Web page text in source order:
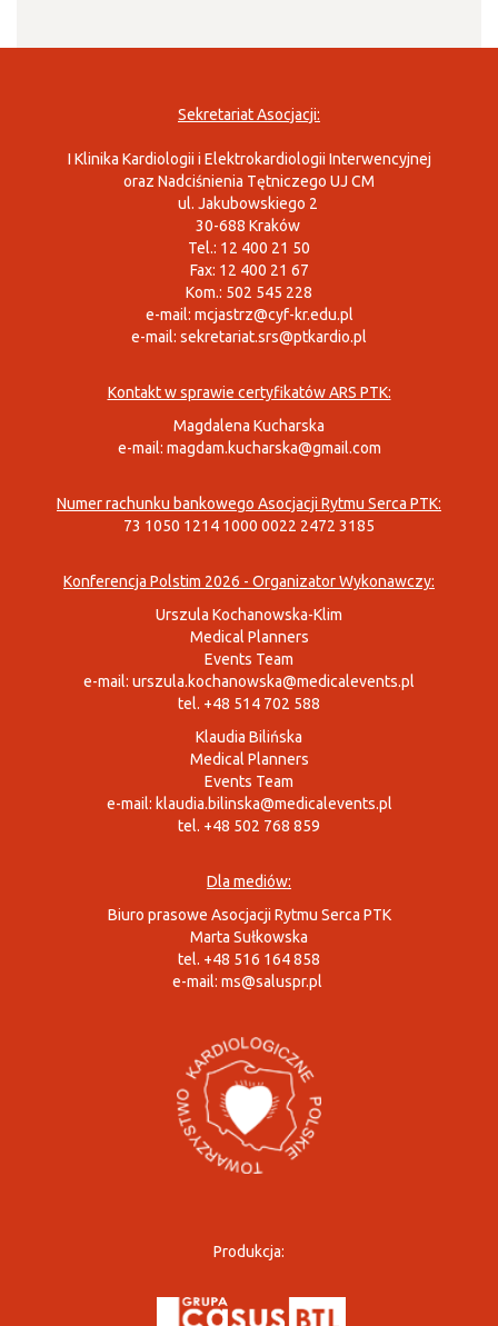
Sekretariat Asocjacji:
I Klinika Kardiologii i Elektrokardiologii Interwencyjnej
oraz Nadciśnienia Tętniczego UJ CM
ul. Jakubowskiego 2
30-688 Kraków
Tel.: 12 400 21 50
Fax: 12 400 21 67
Kom.: 502 545 228
e-mail: mcjastrz@cyf-kr.edu.pl
e-mail: sekretariat.srs@ptkardio.pl
Kontakt w sprawie certyfikatów ARS PTK:
Magdalena Kucharska
e-mail: magdam.kucharska@gmail.com
Numer rachunku bankowego Asocjacji Rytmu Serca PTK:
73 1050 1214 1000 0022 2472 3185
Konferencja Polstim 2026 - Organizator Wykonawczy:
Urszula Kochanowska-Klim
Medical Planners
Events Team
e-mail: urszula.kochanowska@medicalevents.pl
tel. +48 514 702 588
Klaudia Bilińska
Medical Planners
Events Team
e-mail: klaudia.bilinska@medicalevents.pl
tel. +48 502 768 859
Dla mediów:
Biuro prasowe Asocjacji Rytmu Serca PTK
Marta Sułkowska
tel. +48 516 164 858
e-mail: ms@saluspr.pl
Produkcja: